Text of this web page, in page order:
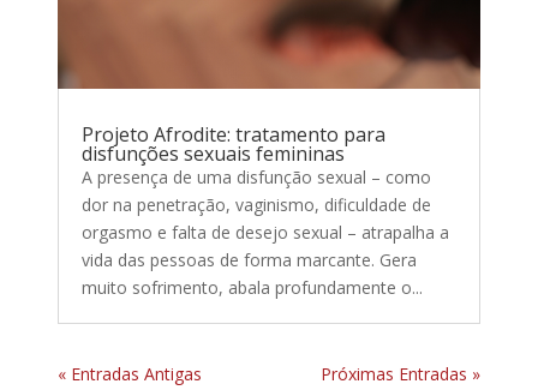
Projeto Afrodite: tratamento para
disfunções sexuais femininas
A presença de uma disfunção sexual – como
dor na penetração, vaginismo, dificuldade de
orgasmo e falta de desejo sexual – atrapalha a
vida das pessoas de forma marcante. Gera
muito sofrimento, abala profundamente o...
« Entradas Antigas Próximas Entradas »